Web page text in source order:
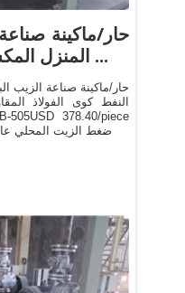
المنزل المكسرات بذور النفط ...
حار/ماكينة صناعة الزيب
النفط كوى الفولاذ
آلة ضغط الزيت المحلي